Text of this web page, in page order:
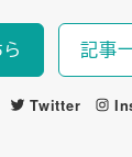
記事
Twitter